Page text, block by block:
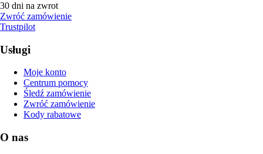
30 dni na zwrot
Zwróć zamówienie
Trustpilot
Usługi
Moje konto
Centrum pomocy
Śledź zamówienie
Zwróć zamówienie
Kody rabatowe
O nas